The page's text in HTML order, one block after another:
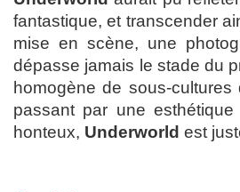
fantastique, et transcender
mise en scène, une
dépasse jamais le stade du
homogène de sous-
passant par une
honteux, Underworld est